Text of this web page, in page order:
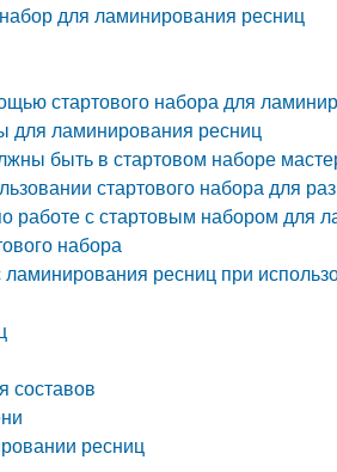
для ламинирования ресниц
стартового набора для
для ламинирования ресниц
быть в стартовом наборе
стартового набора для
работе с стартовым набором для
набора
ресниц при
составов
ресниц